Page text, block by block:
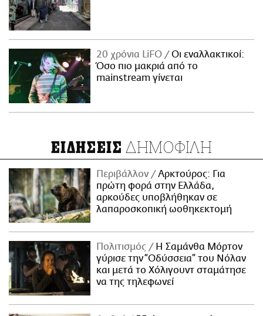
20 χρόνια LiFO
Οι εναλλακτικοί:
Όσο πιο μακριά από το
mainstream γίνεται
ΕΙΔΗΣΕΙΣ ΔΗΜΟΦΙΛΗ
Περιβάλλον
Αρκτούρος: Για
πρώτη φορά στην Ελλάδα,
αρκούδες υποβλήθηκαν σε
λαπαροσκοπική ωοθηκεκτομή
Πολιτισμός
Η Σαμάνθα Μόρτον
γύρισε την “Οδύσσεια” του Νόλαν
και μετά το Χόλιγουντ σταμάτησε
να της τηλεφωνεί